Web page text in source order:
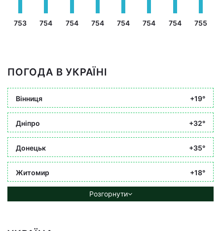
753 754 754 754 754 754 754 755
ПОГОДА В УКРАЇНІ
Вінниця +19°
Дніпро +32°
Донецьк +35°
Житомир +18°
Розгорнути